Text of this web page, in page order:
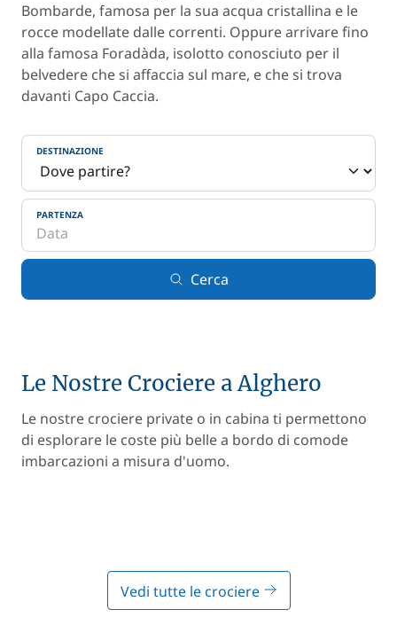
Bombarde, famosa per la sua acqua cristallina e le
rocce modellate dalle correnti. Oppure arrivare fino
alla famosa Foradàda, isolotto conosciuto per il
belvedere che si affaccia sul mare, e che si trova
davanti Capo Caccia.
DESTINAZIONE
PARTENZA
Cerca
Le Nostre Crociere a Alghero
Le nostre crociere private o in cabina ti permettono
di esplorare le coste più belle a bordo di comode
imbarcazioni a misura d'uomo.
Vedi tutte le crociere